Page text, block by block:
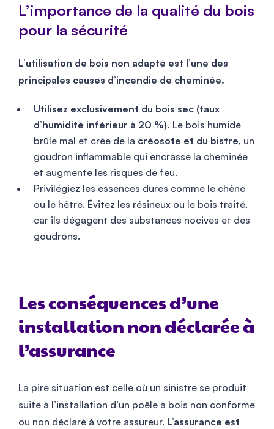
L’importance de la qualité du bois
pour la sécurité
L’utilisation de bois non adapté est l’une des
principales causes d’incendie de cheminée.
Utilisez exclusivement du bois sec (taux
d’humidité inférieur à 20 %). Le bois humide
brûle mal et crée de la créosote et du bistre, un
goudron inflammable qui encrasse la cheminée
et augmente les risques de feu.
Privilégiez les essences dures comme le chêne
ou le hêtre. Évitez les résineux ou le bois traité,
car ils dégagent des substances nocives et des
goudrons.
Les conséquences d’une
installation non déclarée à
l’assurance
La pire situation est celle où un sinistre se produit
suite à l’installation d’un poêle à bois non conforme
ou non déclaré à votre assureur. L’assurance est